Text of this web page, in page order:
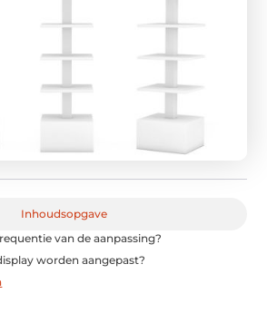
Inhoudsopgave
van de aanpassing?
worden aangepast?